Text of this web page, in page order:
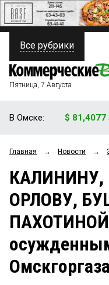
ПОЛИТИКА
ФИНАНСЫ
ОБЩЕСТВО
ЗАКОН
НОВОСТИ КОМПАНИЙ
СТИЛЬ ЖИЗНИ
Все рубрики
Пятница, 7 Августа
В Омске: $ 81,4077
Главная → Новости →
ОРЛОВУ,